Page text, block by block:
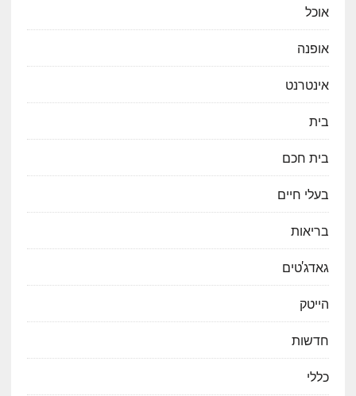
אוכל
אופנה
אינטרנט
בית
בית חכם
בעלי חיים
בריאות
גאדג'טים
הייטק
חדשות
כללי